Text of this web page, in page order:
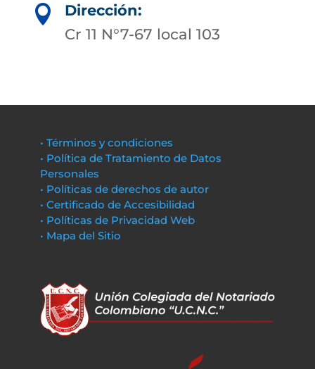

Dirección:
Cr 11 N°7-67 local 103
• Términos y condiciones
• Política de Tratamiento de Datos
Personales
• Políticas de derechos de autor
• Certificado de Accesibilidad
• Políticas de Privacidad Web
• Mapa del Sitio